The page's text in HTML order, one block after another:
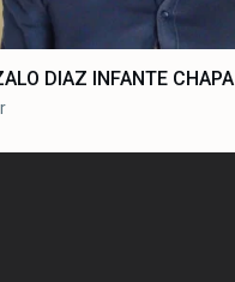
DIAZ INFANTE CHAPA